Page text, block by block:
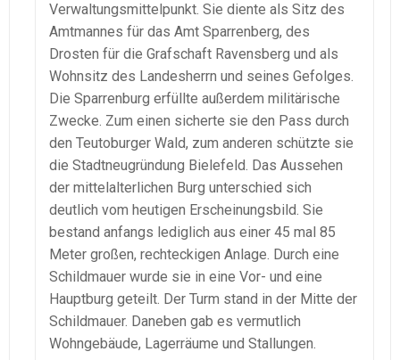
Verwaltungsmittelpunkt. Sie diente als Sitz des
Amtmannes für das Amt Sparrenberg, des
Drosten für die Grafschaft Ravensberg und als
Wohnsitz des Landesherrn und seines Gefolges.
Die Sparrenburg erfüllte außerdem militärische
Zwecke. Zum einen sicherte sie den Pass durch
den Teutoburger Wald, zum anderen schützte sie
die Stadtneugründung Bielefeld. Das Aussehen
der mittelalterlichen Burg unterschied sich
deutlich vom heutigen Erscheinungsbild. Sie
bestand anfangs lediglich aus einer 45 mal 85
Meter großen, rechteckigen Anlage. Durch eine
Schildmauer wurde sie in eine Vor- und eine
Hauptburg geteilt. Der Turm stand in der Mitte der
Schildmauer. Daneben gab es vermutlich
Wohngebäude, Lagerräume und Stallungen.